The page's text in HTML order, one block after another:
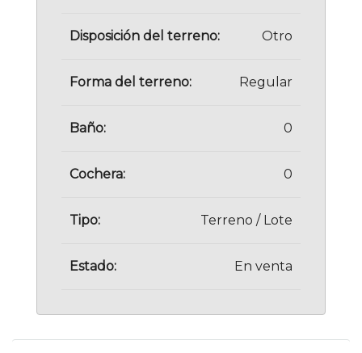
Disposición del terreno: Otro
Forma del terreno: Regular
Baño: 0
Cochera: 0
Tipo: Terreno / Lote
Estado: En venta